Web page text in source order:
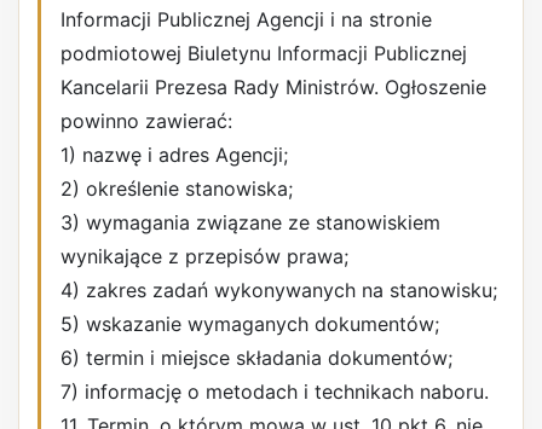
Informacji Publicznej Agencji i na stronie
podmiotowej Biuletynu Informacji Publicznej
Kancelarii Prezesa Rady Ministrów. Ogłoszenie
powinno zawierać:
1) nazwę i adres Agencji;
2) określenie stanowiska;
3) wymagania związane ze stanowiskiem
wynikające z przepisów prawa;
4) zakres zadań wykonywanych na stanowisku;
5) wskazanie wymaganych dokumentów;
6) termin i miejsce składania dokumentów;
7) informację o metodach i technikach naboru.